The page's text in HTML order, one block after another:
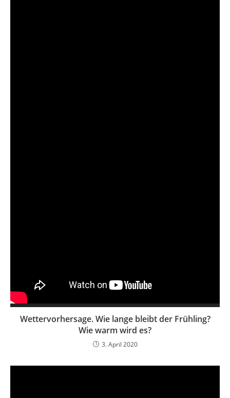
Wettervorhersage. Wie lange bleibt der Frühling?
Wie warm wird es?
3. April 2020